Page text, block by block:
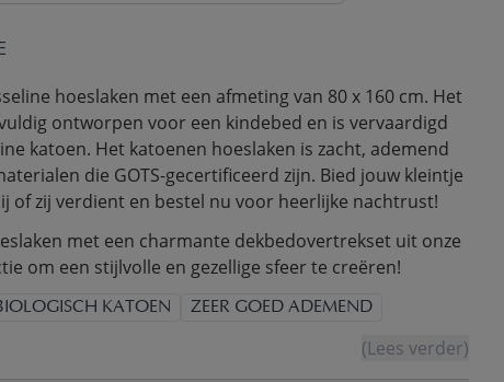
hoeslaken met een afmeting van 80 x 160 cm. Het
ontworpen voor een kindebed en is vervaardigd
katoen. Het katoenen hoeslaken is zacht, ademend
die GOTS-gecertificeerd zijn. Bied jouw kleintje
of zij verdient en bestel nu voor heerlijke nachtrust!
met een charmante dekbedovertrekset uit onze
om een stijlvolle en gezellige sfeer te creëren!
KATOEN ZEER GOED ADEMEND
(Lees verder)